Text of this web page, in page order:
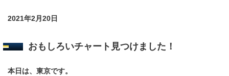
2021年2月20日
おもしろいチャート見つけました！
本日は、東京です。